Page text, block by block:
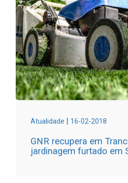
Atualidade | 16-02-2018
GNR recupera em
jardinagem furtado em